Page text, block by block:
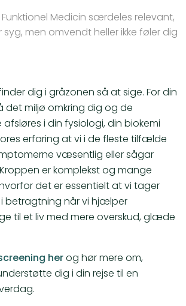
Medicin særdeles relevant,
syg, men omvendt heller ikke føler dig
dig i gråzonen så at sige. For din
det miljø omkring dig og de
i din fysiologi, din biokemi
erfaring at vi i de fleste tilfælde
væsentlig eller sågar
er komplekst og mange
det er essentielt at vi tager
betragtning når vi hjælper
til et liv med mere overskud, glæde
herog hør mere om,
dig i din rejse til en